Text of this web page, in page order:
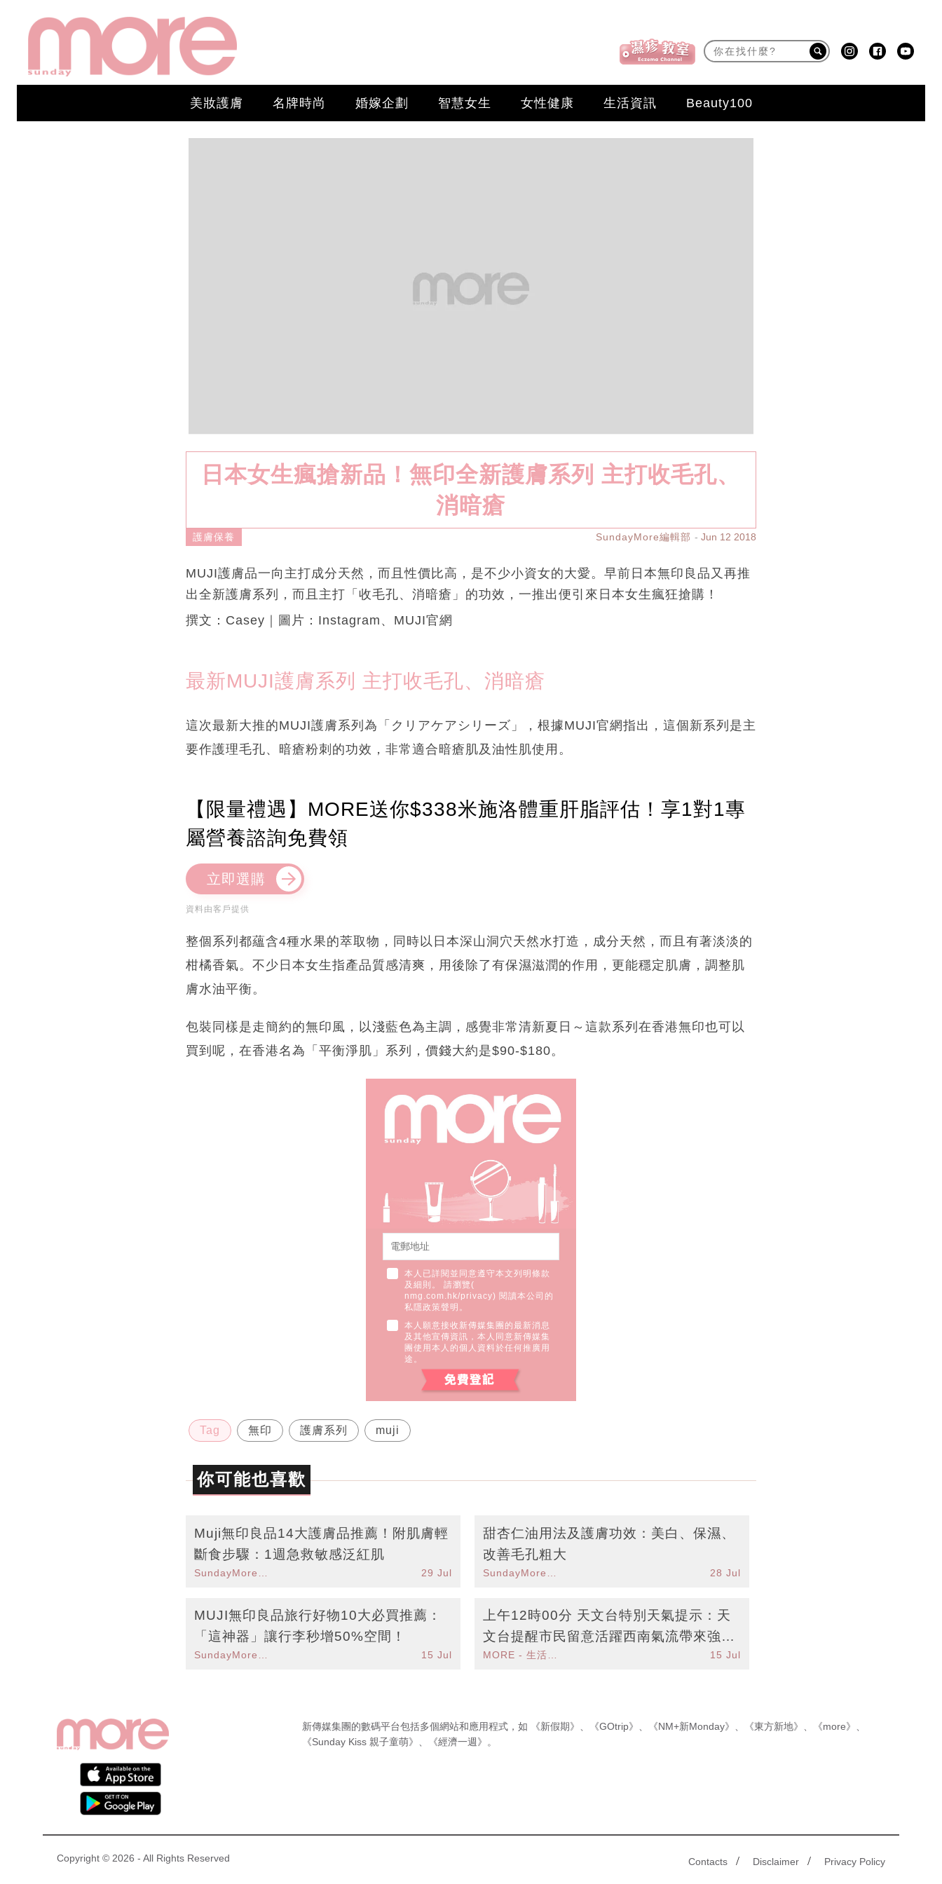
美妝護膚 名牌時尚 婚嫁企劃 智慧女生 女性健康 生活資訊 Beauty100
日本女生瘋搶新品！無印全新護膚系列 主打收毛孔、
消暗瘡
護膚保養 SundayMore編輯部 Jun 12 2018
MUJI護膚品一向主打成分天然，而且性價比高，是不少小資女的大愛。早前日本無印良品又再推
出全新護膚系列，而且主打「收毛孔、消暗瘡」的功效，一推出便引來日本女生瘋狂搶購！
撰文：Casey｜圖片：Instagram、MUJI官網
最新MUJI護膚系列 主打收毛孔、消暗瘡
這次最新大推的MUJI護膚系列為「クリアケアシリーズ」，根據MUJI官網指出，這個新系列是主
要作護理毛孔、暗瘡粉刺的功效，非常適合暗瘡肌及油性肌使用。
【限量禮遇】MORE送你$338米施洛體重肝脂評估！享1對1專
屬營養諮詢免費領
立即選購
資料由客戶提供
整個系列都蘊含4種水果的萃取物，同時以日本深山洞穴天然水打造，成分天然，而且有著淡淡的
柑橘香氣。不少日本女生指產品質感清爽，用後除了有保濕滋潤的作用，更能穩定肌膚，調整肌
膚水油平衡。
包裝同樣是走簡約的無印風，以淺藍色為主調，感覺非常清新夏日～這款系列在香港無印也可以
買到呢，在香港名為「平衡淨肌」系列，價錢大約是$90-$180。
本人已詳閱並同意遵守本文列明條款
及細則。 請瀏覽(
nmg.com.hk/privacy) 閱讀本公司的
私隱政策聲明。
本人願意接收新傳媒集團的最新消息
及其他宣傳資訊，本人同意新傳媒集
團使用本人的個人資料於任何推廣用
途。
Tag 無印 護膚系列 muji
你可能也喜歡
Muji無印良品14大護膚品推薦！附肌膚輕
斷食步驟：1週急救敏感泛紅肌
29 Jul
甜杏仁油用法及護膚功效：美白、保濕、
改善毛孔粗大
28 Jul
MUJI無印良品旅行好物10大必買推薦：
「這神器」讓行李秒增50%空間！
SundayMore編輯部 15 Jul
上午12時00分 天文台特別天氣提示：天
文台提醒市民留意活躍西南氣流帶來強降
雨
MORE - 生活品味 15 Jul
新傳媒集團的數碼平台包括多個網站和應用程式，如 《新假期》 、 《GOtrip》 、 《NM+新Monday》 、 《東方新地》 、 《more》 、
《Sunday Kiss 親子童萌》 、 《經濟一週》 。
Contacts / Disclaimer / Privacy Policy
Copyright © 2026 - All Rights Reserved